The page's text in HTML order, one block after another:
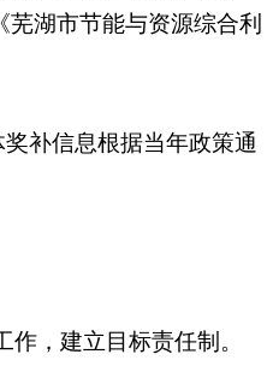
湖市节能与资源综合利
补信息根据当年政策通
，建立目标责任制。